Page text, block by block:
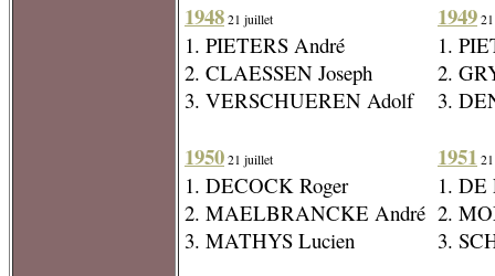
1948 21 juillet
1. PIETERS André
2. CLAESSEN Joseph
3. VERSCHUEREN Adolf
1950 21 juillet
1. DECOCK Roger
2. MAELBRANCKE André
3. MATHYS Lucien
1949
1.
2.
3.
1951
1. DE
2.
3.